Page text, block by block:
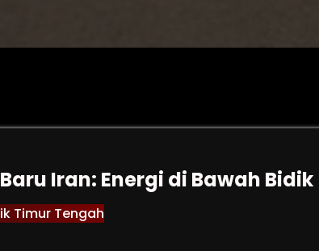
Iran: Energi di Bawah Bidik
Timur Tengah